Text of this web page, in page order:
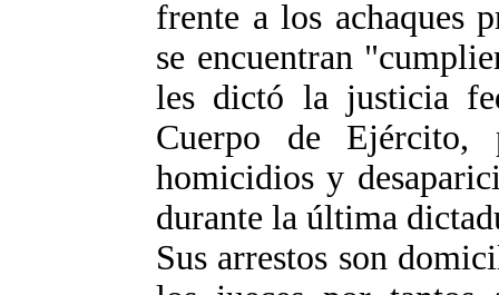
frente a los achaques
se encuentran
les dictó la justicia
Cuerpo de Ejército,
homicidios y
durante la última
Sus arrestos son